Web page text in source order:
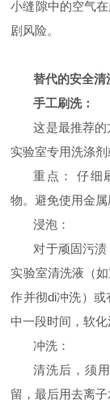
小缝隙中的空气
剧风险。
替代的安全清
手工刷洗：
这是最推荐
实验室专用洗涤剂
重点：
仔细
物。避免使用金属
浸泡：
对于顽固污
实验室清洗液（
作并彻di冲洗）或
中一段时间，软化
冲洗：
清洗后，须
留，最后用去离